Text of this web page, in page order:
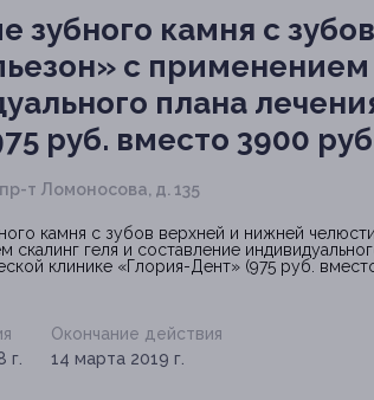
зубного камня с
с применением
плана
руб. вместо 3900
пр-т Ломоносова, д. 135
г.
Окончание действия
14 марта 2019 г.